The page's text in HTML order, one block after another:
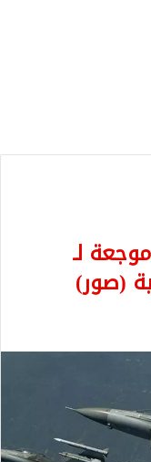
لـ
(صور)